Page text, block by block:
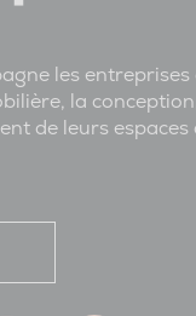
les
la
de leurs